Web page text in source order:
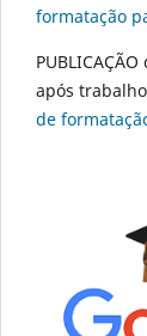
formatação
após
de